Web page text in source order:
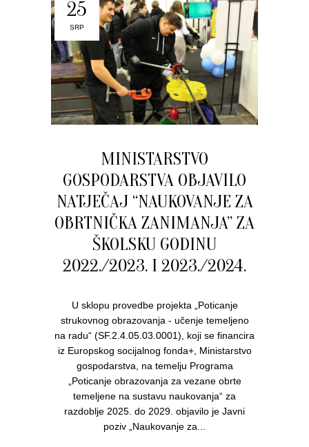
25
SRP
MINISTARSTVO
GOSPODARSTVA OBJAVILO
NATJEČAJ “NAUKOVANJE ZA
OBRTNIČKA ZANIMANJA” ZA
ŠKOLSKU GODINU
2022./2023. I 2023./2024.
U sklopu provedbe projekta „Poticanje
strukovnog obrazovanja - učenje temeljeno
na radu“ (SF.2.4.05.03.0001), koji se financira
iz Europskog socijalnog fonda+, Ministarstvo
gospodarstva, na temelju Programa
„Poticanje obrazovanja za vezane obrte
temeljene na sustavu naukovanja“ za
razdoblje 2025. do 2029. objavilo je Javni
poziv „Naukovanje za...